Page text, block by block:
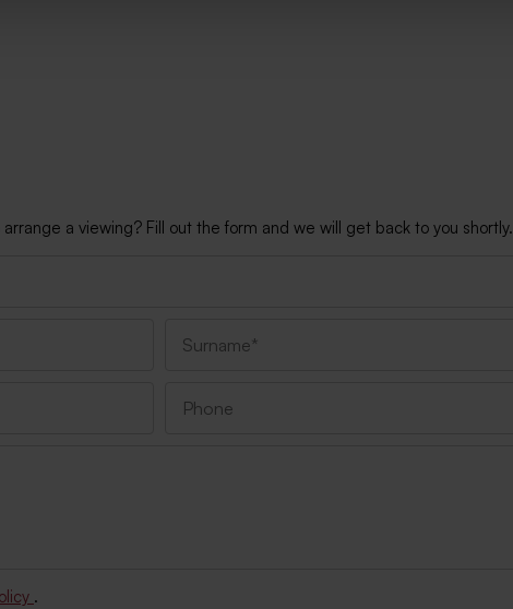
a viewing? Fill out the form and we will get back to you shortly.
.